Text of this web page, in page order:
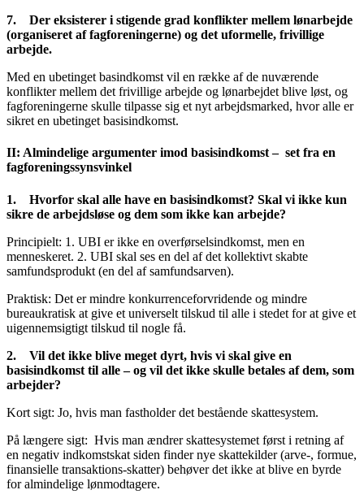
7. Der eksisterer i stigende grad konflikter mellem lønarbejde
(organiseret af fagforeningerne) og det uformelle, frivillige
arbejde.
Med en ubetinget basindkomst vil en række af de nuværende
konflikter mellem det frivillige arbejde og lønarbejdet blive løst, og
fagforeningerne skulle tilpasse sig et nyt arbejdsmarked, hvor alle er
sikret en ubetinget basisindkomst.
II: Almindelige argumenter imod basisindkomst – set fra en
fagforeningssynsvinkel
1. Hvorfor skal alle have en basisindkomst? Skal vi ikke kun
sikre de arbejdsløse og dem som ikke kan arbejde?
Principielt: 1. UBI er ikke en overførselsindkomst, men en
menneskeret. 2. UBI skal ses en del af det kollektivt skabte
samfundsprodukt (en del af samfundsarven).
Praktisk: Det er mindre konkurrenceforvridende og mindre
bureaukratisk at give et universelt tilskud til alle i stedet for at give et
uigennemsigtigt tilskud til nogle få.
2. Vil det ikke blive meget dyrt, hvis vi skal give en
basisindkomst til alle – og vil det ikke skulle betales af dem, som
arbejder?
Kort sigt: Jo, hvis man fastholder det bestående skattesystem.
På længere sigt: Hvis man ændrer skattesystemet først i retning af
en negativ indkomstskat siden finder nye skattekilder (arve-, formue,
finansielle transaktions-skatter) behøver det ikke at blive en byrde
for almindelige lønmodtagere.